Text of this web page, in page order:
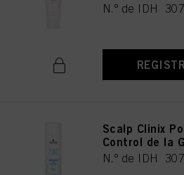
N.º de IDH
Scalp Clinix
Control de la
N.º de IDH